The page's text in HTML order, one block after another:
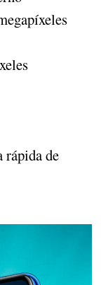
rápida de